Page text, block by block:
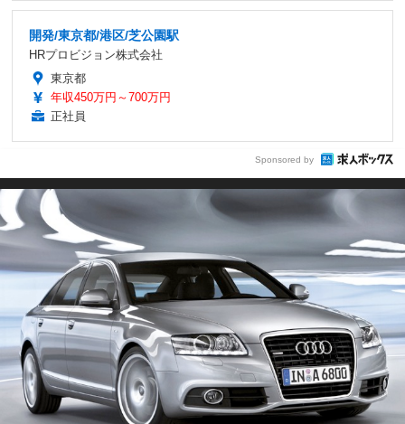
開発/東京都/港区/芝公園駅
HRプロビジョン株式会社
東京都
年収450万円～700万円
正社員
Sponsored by